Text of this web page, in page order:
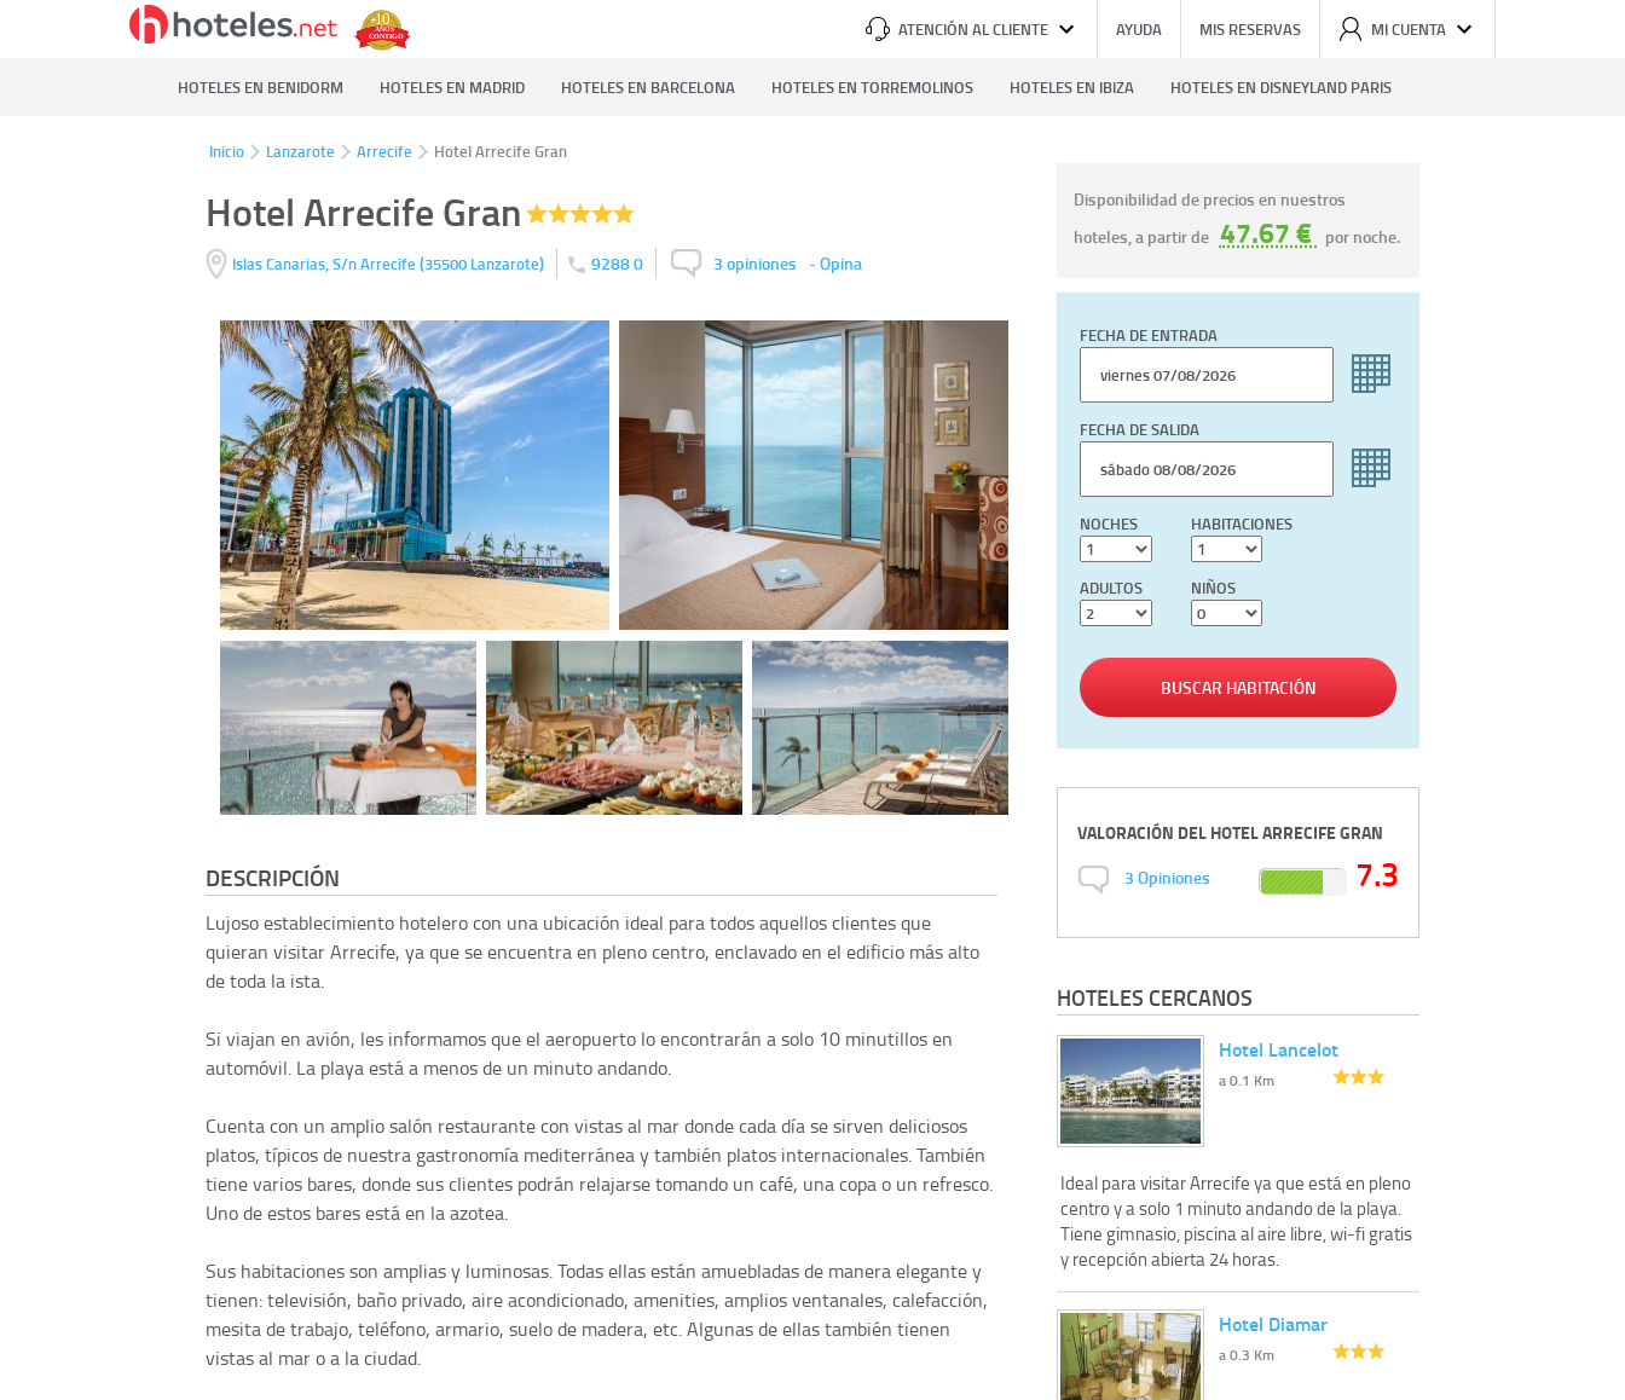
ATENCIÓN AL CLIENTE AYUDA MIS RESERVAS MI CUENTA
HOTELES EN BENIDORM HOTELES EN MADRID HOTELES EN BARCELONA HOTELES EN TORREMOLINOS HOTELES EN IBIZA HOTELES EN DISNEYLAND PARIS
Inicio Lanzarote Arrecife Hotel Arrecife Gran
Hotel Arrecife Gran
Islas Canarias, S/nArrecife (35500 Lanzarote) 9288 0 3 opiniones -Opina
DESCRIPCIÓN
Lujoso establecimiento hotelero con una ubicación ideal para todos aquellos clientes que
quieran visitar Arrecife, ya que se encuentra en pleno centro, enclavado en el edificio más alto
de toda la ista.
Si viajan en avión, les informamos que el aeropuerto lo encontrarán a solo 10 minutillos en
automóvil. La playa está a menos de un minuto andando.
Cuenta con un amplio salón restaurante con vistas al mar donde cada día se sirven deliciosos
platos, típicos de nuestra gastronomía mediterránea y también platos internacionales. También
tiene varios bares, donde sus clientes podrán relajarse tomando un café, una copa o un refresco.
Uno de estos bares está en la azotea.
Sus habitaciones son amplias y luminosas. Todas ellas están amuebladas de manera elegante y
tienen: televisión, baño privado, aire acondicionado, amenities, amplios ventanales, calefacción,
mesita de trabajo, teléfono, armario, suelo de madera, etc. Algunas de ellas también tienen
vistas al mar o a la ciudad.
Disponibilidad de precios en nuestros
hoteles, a partir de 47.67 € por noche.
FECHA DE ENTRADA
FECHA DE SALIDA
NOCHES HABITACIONES
ADULTOS NIÑOS
BUSCAR HABITACIÓN
VALORACIÓN DELHOTEL ARRECIFE GRAN
3Opiniones 7.3
HOTELES CERCANOS
Hotel Lancelot
a 0.1 Km
Ideal para visitar Arrecife ya que está en pleno
centro y a solo 1 minuto andando de la playa.
Tiene gimnasio, piscina al aire libre, wi-fi gratis
y recepción abierta 24 horas.
Hotel Diamar
a 0.3 Km